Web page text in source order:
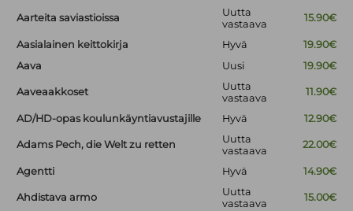
Aarteita saviastioissa
Uutta
vastaava
15.90€
Aasialainen keittokirja Hyvä
19.90€
Aava
Uusi 19.90€
Aaveaakkoset
Uutta
vastaava
11.90€
AD/HD-opas koulunkäyntiavustajille Hyvä 12.90€
Adams Pech, die Welt zu retten
Uutta
vastaava
22.00€
Agentti Hyvä 14.90€
Ahdistava armo
Uutta
vastaava
15.00€